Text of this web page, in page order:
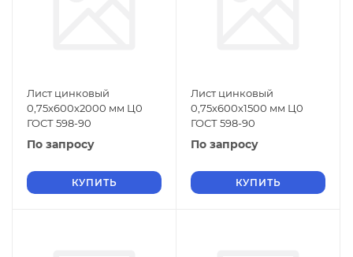
Лист цинковый
0,75х600х2000 мм Ц0
ГОСТ 598-90
По запросу
КУПИТЬ
Лист цинковый
0,75х600х1500 мм Ц0
ГОСТ 598-90
По запросу
КУПИТЬ